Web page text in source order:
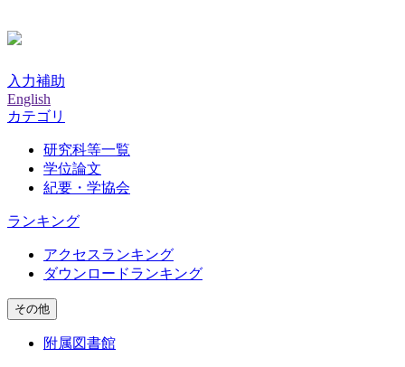
入力補助
English
カテゴリ
研究科等一覧
学位論文
紀要・学協会
ランキング
アクセスランキング
ダウンロードランキング
その他
附属図書館